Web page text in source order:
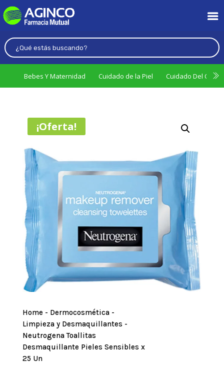
Bebes Y Maternidad Cuidado de la Piel Cuidado Del
¡Oferta!
Home - Dermocosmética-
Limpieza y Desmaquillantes -
Neutrogena Toallitas
Desmaquillante Pieles Sensibles x
25 Un